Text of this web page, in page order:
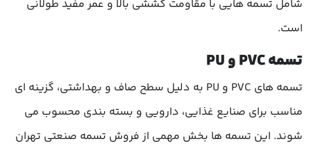
شامل تسمه هایی با مقاومت کششی بالا و عمر مفید طولانی
است.
تسمه PVC و PU
تسمه های PVC و PU به دلیل سطح صاف و بهداشتی، گزینه ای
مناسب برای صنایع غذایی، دارویی و بسته بندی محسوب می
شوند. این تسمه ها بخش مهمی از فروش تسمه صنعتی تهران